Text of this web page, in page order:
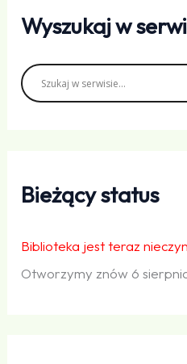
Wyszukaj w
Bieżący status
Biblioteka jest teraz
Otworzymy znów 6